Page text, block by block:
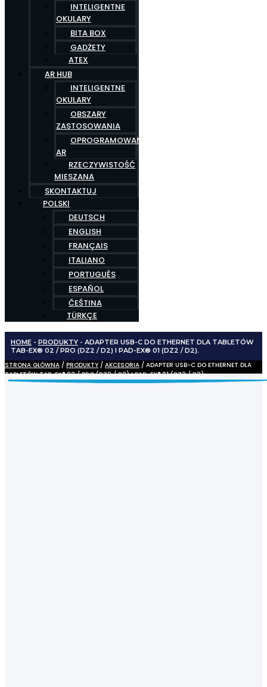
INTELIGENTNE
OKULARY
BITA BOX
GADŻETY
ATEX
AR HUB
INTELIGENTNE
OKULARY
OBSZARY
ZASTOSOWANIA
OPROGRAMOWANIE
AR
RZECZYWISTOŚĆ
MIESZANA
SKONTAKTUJ
POLSKI
DEUTSCH
ENGLISH
FRANÇAIS
ITALIANO
PORTUGUÊS
ESPAÑOL
ČEŠTINA
TÜRKÇE
HOME - PRODUKTY - ADAPTER USB-C DO ETHERNET DLA TABLETÓW
TAB-EX® 02 / PRO (DZ2 / D2) I PAD-EX® 01 (DZ2 / D2).
STRONA GŁÓWNA / PRODUKTY / AKCESORIA / ADAPTER USB-C DO ETHERNET DLA
TABLETÓW TAB-EX® 02 / PRO (DZ2 / D2) I PAD-EX® 01 (DZ2 / D2).